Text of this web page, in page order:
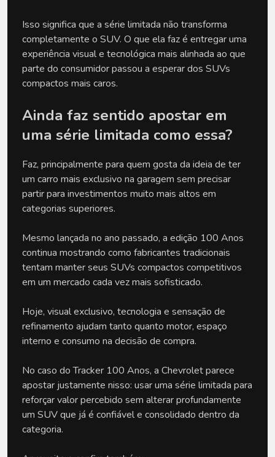
Isso significa que a série limitada não transforma
completamente o SUV. O que ela faz é entregar uma
experiência visual e tecnológica mais alinhada ao que
parte do consumidor passou a esperar dos SUVs
compactos mais caros.
Ainda faz sentido apostar em
uma série limitada como essa?
Faz, principalmente para quem gosta da ideia de ter
um carro mais exclusivo na garagem sem precisar
partir para investimentos muito mais altos em
categorias superiores.
Mesmo lançada no ano passado, a edição 100 Anos
continua mostrando como fabricantes tradicionais
tentam manter seus SUVs compactos competitivos
em um mercado cada vez mais sofisticado.
Hoje, visual exclusivo, tecnologia e sensação de
refinamento ajudam tanto quanto motor, espaço
interno e consumo na decisão de compra.
No caso do Tracker 100 Anos, a Chevrolet parece
apostar justamente nisso: usar uma série limitada para
reforçar valor percebido sem alterar profundamente
um SUV que já é confiável e consolidado dentro da
categoria.